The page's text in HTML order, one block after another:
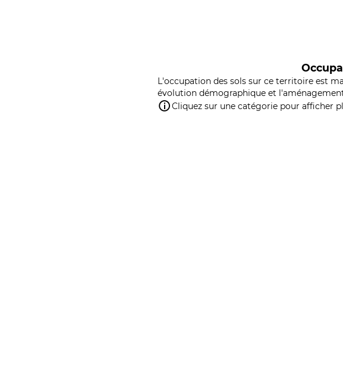
L'occupation des sols sur ce territoire est
évolution démographique et
Cliquez sur une catégorie pour afficher